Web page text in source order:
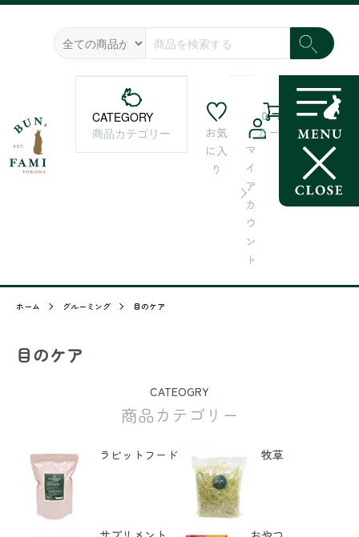
CATEGORY
商品カテゴリー
お気
に入
り
マ
イ
ア
カ
ウ
ン
ト
カート
0
ホーム グルーミング 目のケア
目のケア
CATEOGRY
商品カテゴリー
ラビットフード 牧草